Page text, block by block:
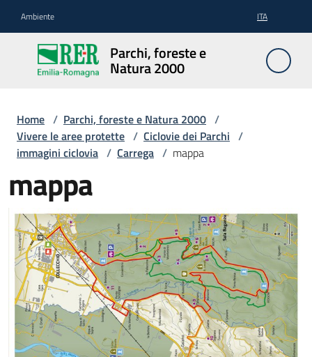
Ambiente ITA
Parchi, foreste e
Natura 2000
Parchi,
foreste
e
2000
Aree
Protette
Rete
Natura
2000
Foreste
Home / Parchi, foreste e Natura 2000 /
Vivere le aree protette / Ciclovie dei Parchi /
immagini ciclovia / Carrega / mappa
mappa